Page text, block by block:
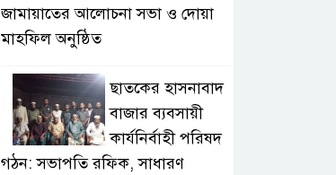
জামায়াতের আলোচনা সভা ও দোয়া
মাহফিল অনুষ্ঠিত
ছাতকের হাসনাবাদ
বাজার ব্যবসায়ী
কার্যনির্বাহী পরিষদ
গঠন: সভাপতি রফিক, সাধারণ